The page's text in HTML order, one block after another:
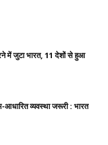
में जुटा भारत, 11 देशों से हुआ
आधारित व्यवस्था जरूरी : भारत